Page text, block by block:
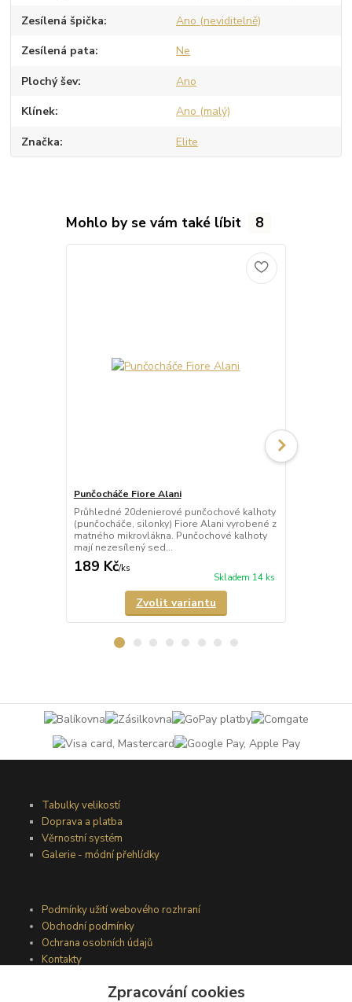
Zesílená špička Ano (neviditelně)
Zesílená pata Ne
Plochý šev Ano
Klínek Ano (malý)
Značka Elite
Mohlo by se vám také líbit 8
Punčocháče Fiore Alani
Průhledné 20denierové punčochové kalhoty
(punčocháče, silonky) Fiore Alani vyrobené z
matného mikrovlákna. Punčochové kalhoty
mají nezesílený sed...
189 Kč/ks
Skladem 14 ks
Zvolit variantu
Tabulky velikostí
Doprava a platba
Věrnostní systém
Galerie - módní přehlídky
Podmínky užití webového rozhraní
Obchodní podmínky
Ochrana osobních údajů
Kontakty
Zpracování cookies